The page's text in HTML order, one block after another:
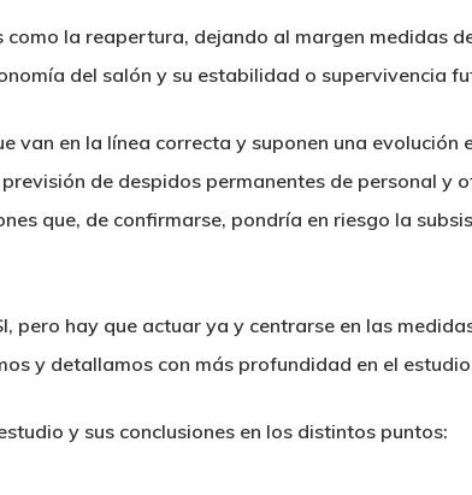
la reapertura, dejando al margen medidas
del salón y su estabilidad o supervivencia
van en la línea correcta y suponen una
de despidos permanentes de personal y
que, de confirmarse, pondría en riesgo la
pero hay que actuar ya y centrarse en las
y detallamos con más profundidad en el
y sus conclusiones en los distintos puntos: